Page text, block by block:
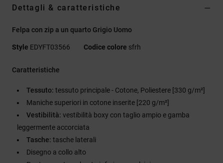
Dettagli & caratteristiche
Felpa con zip a un quarto Grigio Uomo
Style EDYFT03566 Codice colore sfrh
Caratteristiche
Tessuto: tessuto principale - Cotone, Poliestere [330 g/m²]
Maniche superiori in cotone inserite [220 g/m²]
Vestibilità: vestibilità boxy con taglio ampio e gamba
leggermente accorciata
Tasche: tasche laterali
Disegno a collo alto